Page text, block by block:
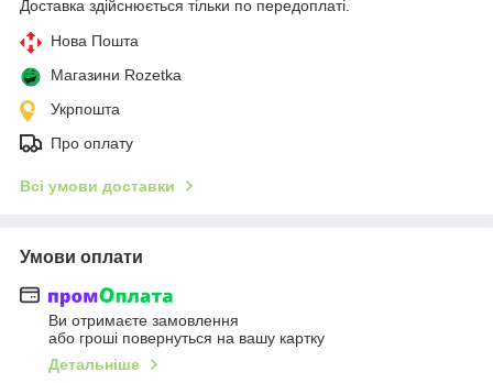
Доставка здійснюється тільки по передоплаті.
Нова Пошта
Магазини Rozetka
Укрпошта
Про оплату
Всі умови доставки
Умови оплати
Ви отримаєте замовлення
або гроші повернуться на вашу картку
Детальніше